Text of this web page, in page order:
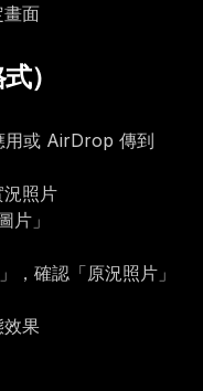
畫面
）
用或 AirDrop 傳到
況照片
片」
，確認「原況照片」
效果